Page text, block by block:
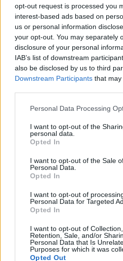
opt-out request is processed you
interest-based ads based on
us or personal information
your opt-out. You may separately
disclosure of your personal
IAB’s list of downstream
also be disclosed by us to third
Downstream Participants that
Please note that this website/app
not limited to your visit or usage
grant or deny consent to Google
use your data for below specified
consent section.
Personal Data Processing
I want to opt-out of the
personal data.
Opted In
I want to opt-out of the Sale
Personal Data.
Opted In
I want to opt-out of
Personal Data for Targeted
Opted In
I want to opt-out of Collection,
Retention, Sale, and/or
Personal Data that Is
Purposes for which it was
Opted Out
Direkt36:
indult eljárás a
Jól szervezett akció zajlott a
rendszerének bedöntésére,
emberek le akarták ezt buktatni,